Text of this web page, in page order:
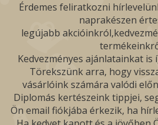
Érdemes feliratkozni
naprakészen
legújabb
Kedvezményes ajánlatainkat is
Törekszünk arra, hogy
vásárlóink számára valódi
Diplomás kertészeink tippjei,
Ön email fiókjába érkezik, ha